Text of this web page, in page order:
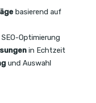
basierend auf
Optimierung
in Echtzeit
und Auswahl